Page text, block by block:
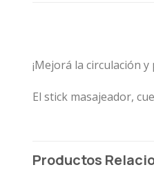
¡Mejorá la circulación
El stick masajeador,
Productos